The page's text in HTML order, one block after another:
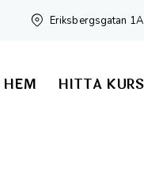
Eriksbergsgatan
HEM HITTA KURS